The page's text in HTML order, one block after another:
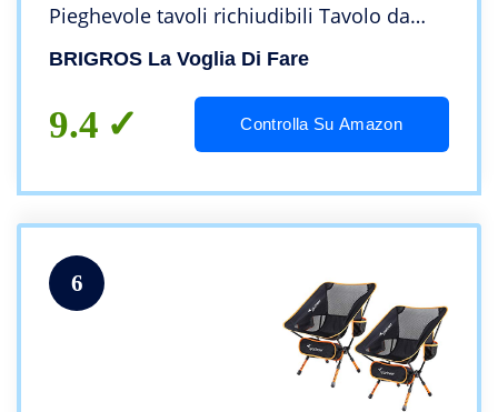
Pieghevole tavoli richiudibili Tavolo da
Giardino con sedie Campeggio tavoli
Esterno tavolino da Esterno allungabile
BRIGROS La Voglia Di Fare
9.4 Controlla Su Amazon
6